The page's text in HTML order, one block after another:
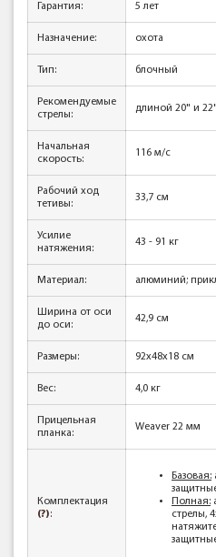
Гарантия: 5 лет
Назначение: охота
Тип: блочный
Рекомендуемые
стрелы:
длиной 20" и 22"
Начальная
скорость:
116 м/с
Рабочий ход
тетивы:
33,7 см
Усилие
натяжения:
43 - 91 кг
Материал: алюминий;
Ширина от оси
до оси:
42,9 см
Размеры: 92x48x18 см
Вес: 4,0 кг
Прицельная
планка:
Weaver 22 мм
Комплектация
(?):
Базовая:
Полная:
стрелы,